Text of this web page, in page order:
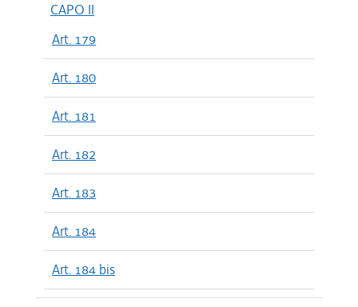
CAPO II
Art. 179
Art. 180
Art. 181
Art. 182
Art. 183
Art. 184
Art. 184 bis